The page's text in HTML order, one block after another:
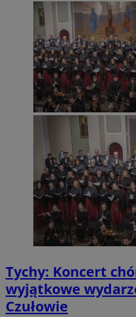
Tychy: Koncert
wyjątkowe
Czułowie